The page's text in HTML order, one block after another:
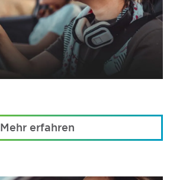
Mehr erfahren